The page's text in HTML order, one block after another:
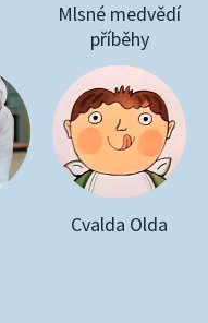
Mlsné medvědí
příběhy
Cvalda Olda